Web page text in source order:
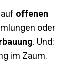
offenen
oder
. Und:
im Zaum.